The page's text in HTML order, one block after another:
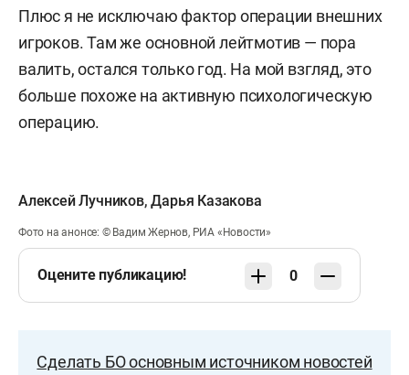
Плюс я не исключаю фактор операции внешних
игроков. Там же основной лейтмотив — пора
валить, остался только год. На мой взгляд, это
больше похоже на активную психологическую
операцию.
Алексей Лучников,Дарья Казакова
Фото на анонсе: © Вадим Жернов, РИА «Новости»
Оцените публикацию! 0
Сделать БО основным источником новостей